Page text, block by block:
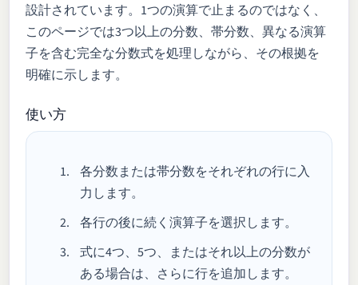
設計されています。1つの演算で止まるのではなく、
このページでは3つ以上の分数、帯分数、異なる演算
子を含む完全な分数式を処理しながら、その根拠を
明確に示します。
使い方
各分数または帯分数をそれぞれの行に入
力します。
各行の後に続く演算子を選択します。
式に4つ、5つ、またはそれ以上の分数が
ある場合は、さらに行を追加します。